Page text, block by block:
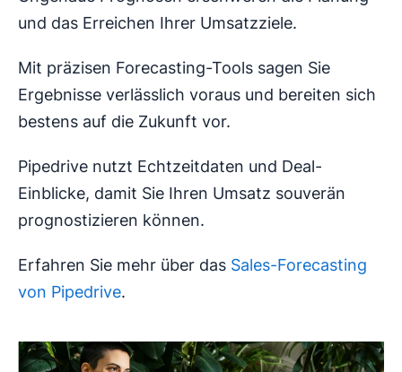
und das Erreichen Ihrer Umsatzziele.
Mit präzisen Forecasting-Tools sagen Sie
Ergebnisse verlässlich voraus und bereiten sich
bestens auf die Zukunft vor.
Pipedrive nutzt Echtzeitdaten und Deal-
Einblicke, damit Sie Ihren Umsatz souverän
prognostizieren können.
Erfahren Sie mehr über das Sales-Forecasting
von Pipedrive.